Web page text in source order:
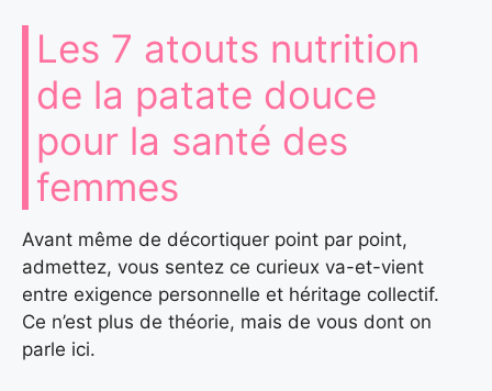
Les 7 atouts nutrition
de la patate douce
pour la santé des
femmes
Avant même de décortiquer point par point,
admettez, vous sentez ce curieux va-et-vient
entre exigence personnelle et héritage collectif.
Ce n’est plus de théorie, mais de vous dont on
parle ici.